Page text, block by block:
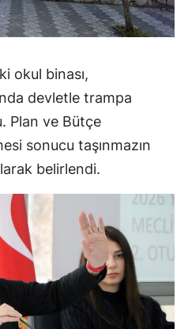
okul binası,
devletle trampa
Plan ve Bütçe
sonucu taşınmazın
belirlendi.